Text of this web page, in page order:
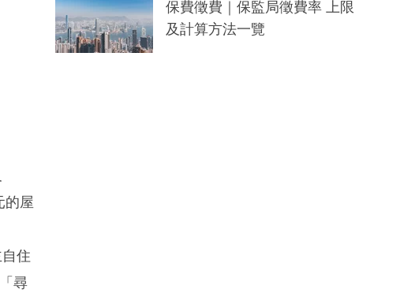
的屋
住
尋
保費徵費｜保監局徵費率 上限
及計算方法一覽